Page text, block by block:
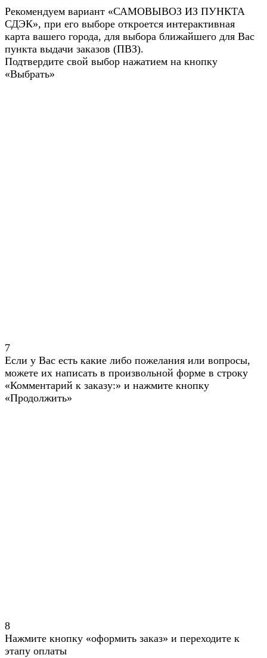
Рекомендуем вариант «САМОВЫВОЗ ИЗ ПУНКТА
СДЭК», при его выборе откроется интерактивная
карта вашего города, для выбора ближайшего для Вас
пункта выдачи заказов (ПВЗ).
Подтвердите свой выбор нажатием на кнопку
«Выбрать»
7
Если у Вас есть какие либо пожелания или вопросы,
можете их написать в произвольной форме в строку
«Комментарий к заказу:» и нажмите кнопку
«Продолжить»
8
Нажмите кнопку «оформить заказ» и переходите к
этапу оплаты